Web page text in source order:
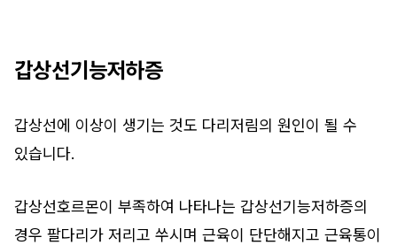
갑상선기능저하증
갑상선에 이상이 생기는 것도 다리저림의 원인이 될 수
있습니다.
갑상선호르몬이 부족하여 나타나는 갑상선기능저하증의
경우 팔다리가 저리고 쑤시며 근육이 단단해지고 근육통이